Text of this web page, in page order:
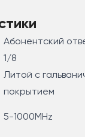
Абонентский
1/8
Литой с
покрытием
5-1000MHz